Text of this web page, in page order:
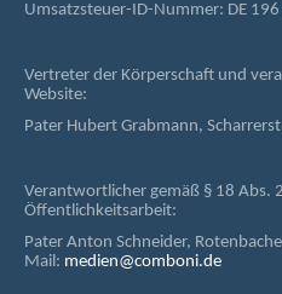
Umsatzsteuer-ID-Nummer: DE
Vertreter der Körperschaft und
Website:
Pater Hubert Grabmann,
Verantwortlicher gemäß § 18 Abs.
Öffentlichkeitsarbeit:
Pater Anton Schneider,
Mail: medien@comboni.de